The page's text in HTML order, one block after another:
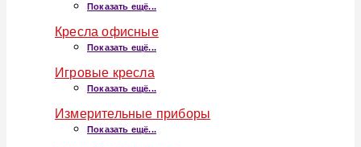
Показать ещё...
Кресла офисные
Показать ещё...
Игровые кресла
Показать ещё...
Измерительные приборы
Показать ещё...